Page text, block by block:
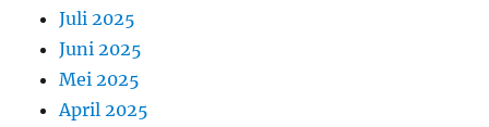
Juli 2025
Juni 2025
Mei 2025
April 2025